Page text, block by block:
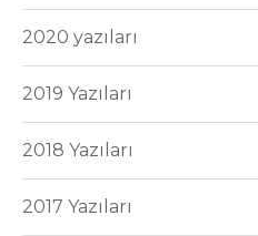
2020 yazıları
2019 Yazıları
2018 Yazıları
2017 Yazıları